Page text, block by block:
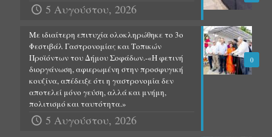
5 Αυγούστου, 2026
0
Με ιδιαίτερη επιτυχία ολοκληρώθηκε το 3ο
Φεστιβάλ Γαστρονομίας και Τοπικών
Προϊόντων του Δήμου Σοφάδων.-«Η φετινή
διοργάνωση, αφιερωμένη στην προσφυγική
κουζίνα, απέδειξε ότι η γαστρονομία δεν
αποτελεί μόνο γεύση, αλλά και μνήμη,
πολιτισμό και ταυτότητα.»
5 Αυγούστου, 2026